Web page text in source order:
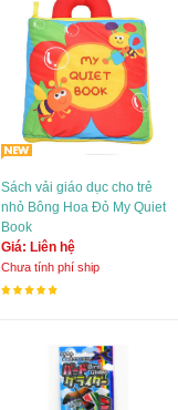
Sách vải giáo dục cho trẻ
nhỏ Bông Hoa Đỏ My Quiet
Book
Giá: Liên hệ
Chưa tính phí ship